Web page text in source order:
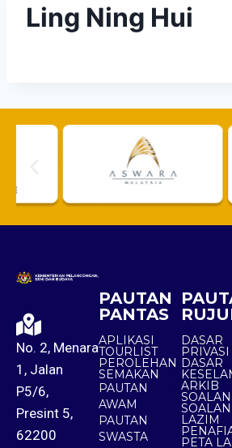
Ling Ning Hui
No. 2, Menara
1, Jalan
P5/6,
Presint 5,
62200
PAUTAN
PANTAS
APLIKASI
TOURLIST
PEROLEHAN
SEMAKAN
PAUTAN
AWAM
PAUTAN
SWASTA
DASAR
PRIVASI
DASAR
ARKIB
SOALAN
LAZIM
PETA